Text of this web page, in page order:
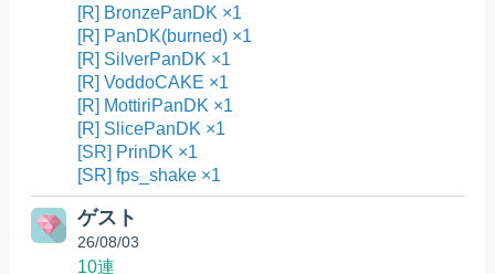
[R] BronzePanDK ×1
[R] PanDK(burned) ×1
[R] SilverPanDK ×1
[R] VoddoCAKE ×1
[R] MottiriPanDK ×1
[R] SlicePanDK ×1
[SR] PrinDK ×1
[SR] fps_shake ×1
ゲスト
26/08/03
10連